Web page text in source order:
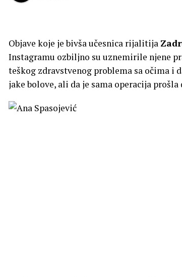
Objave koje je bivša učesnica rijalitija
Instagramu ozbiljno su uznemirile njene
teškog zdravstvenog problema sa očima i
jake bolove, ali da je sama operacija